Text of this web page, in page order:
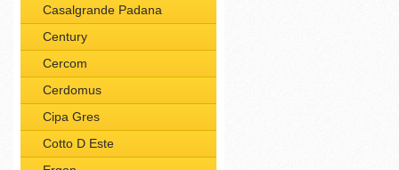
Casalgrande Padana
Century
Cercom
Cerdomus
Cipa Gres
Cotto D Este